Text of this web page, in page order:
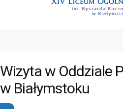
Wizyta w Oddziale
w Białymstoku